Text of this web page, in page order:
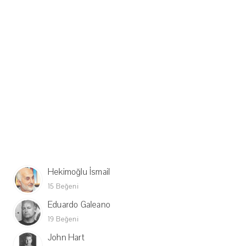
Hekimoğlu İsmail
15 Beğeni
Eduardo Galeano
19 Beğeni
John Hart